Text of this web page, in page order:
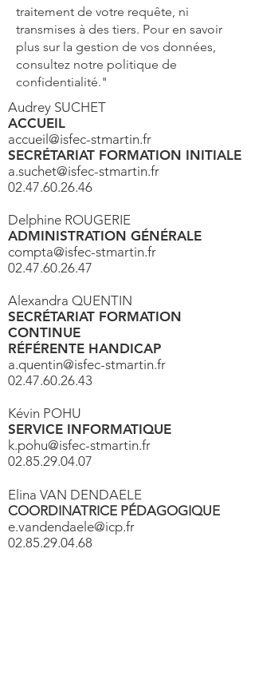
traitement de votre requête, ni
transmises à des tiers. Pour en savoir
plus sur la gestion de vos données,
consultez notre politique de
confidentialité."
Audrey SUCHET
ACCUEIL
accueil@isfec-stmartin.fr
SECRÉTARIAT FORMATION INITIALE
a.suchet@isfec-stmartin.fr
02.47.60.26.46
Delphine ROUGERIE
ADMINISTRATION GÉNÉRALE
compta@isfec-stmartin.fr
02.47.60.26.47
Alexandra QUENTIN
SECRÉTARIAT FORMATION
CONTINUE
RÉFÉRENTE HANDICAP
a.quentin@isfec-stmartin.fr
02.47.60.26.43
Kévin POHU​
SERVICE INFORMATIQUE
k.pohu@isfec-stmartin.fr
02.85.29.04.07
Elina VAN DENDAELE
COORDINATRICE PÉDAGOGIQUE
e.vandendaele@icp.fr
02.85.29.04.68